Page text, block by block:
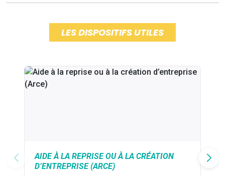
LES DISPOSITIFS UTILES
AIDE À LA REPRISE OU À LA CRÉATION
D’ENTREPRISE (ARCE)